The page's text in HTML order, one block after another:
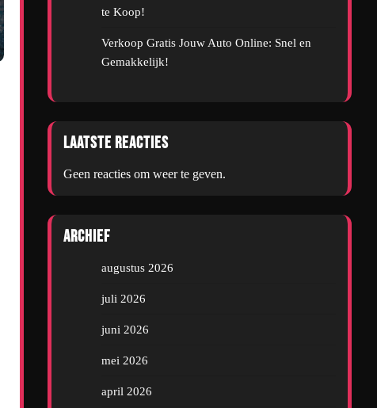
te Koop!
Verkoop Gratis Jouw Auto Online: Snel en
Gemakkelijk!
Laatste reacties
Geen reacties om weer te geven.
Archief
augustus 2026
juli 2026
juni 2026
mei 2026
april 2026